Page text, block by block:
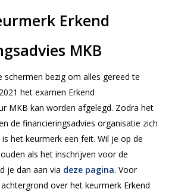
Erkend
MKB
schermen bezig om alles gereed te
het examen Erkend
MKB kan worden afgelegd. Zodra het
de financieringsadvies organisatie zich
het keurmerk een feit. Wil je op de
als het inschrijven voor de
je dan aan via deze pagina. Voor
over het keurmerk Erkend